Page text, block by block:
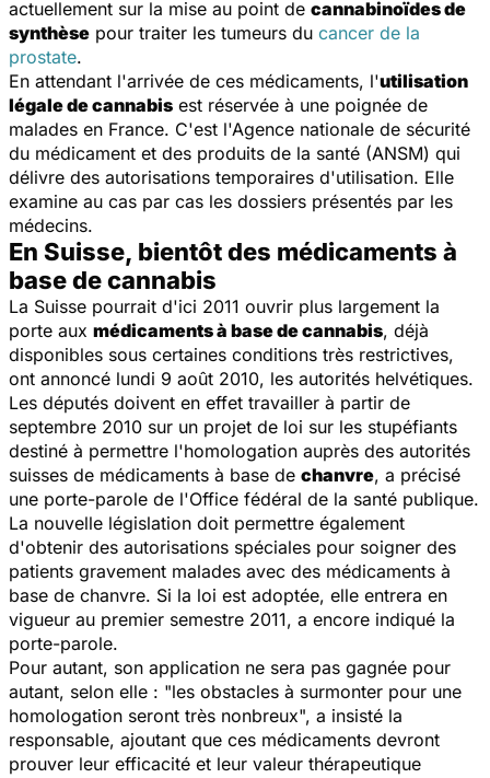
actuellement sur la mise au point de cannabinoïdes de
synthèse pour traiter les tumeurs du cancer de la
prostate.
En attendant l'arrivée de ces médicaments, l'utilisation
légale de cannabis est réservée à une poignée de
malades en France. C'est l'Agence nationale de sécurité
du médicament et des produits de la santé (ANSM) qui
délivre des autorisations temporaires d'utilisation. Elle
examine au cas par cas les dossiers présentés par les
médecins.
En Suisse, bientôt des médicaments à
base de cannabis
La Suisse pourrait d'ici 2011 ouvrir plus largement la
porte aux médicaments à base decannabis, déjà
disponibles sous certaines conditions très restrictives,
ont annoncé lundi 9 août 2010, les autorités helvétiques.
Les députés doivent en effet travailler à partir de
septembre 2010 sur un projet de loi sur les stupéfiants
destiné à permettre l'homologation auprès des autorités
suisses de médicaments à base de chanvre, a précisé
une porte-parole de l'Office fédéral de la santé publique.
La nouvelle législation doit permettre également
d'obtenir des autorisations spéciales pour soigner des
patients gravement malades avec des médicaments à
base de chanvre. Si la loi est adoptée, elle entrera en
vigueur au premier semestre 2011, a encore indiqué la
porte-parole.
Pour autant, son application ne sera pas gagnée pour
autant, selon elle : "les obstacles à surmonter pour une
homologation seront très nonbreux", a insisté la
responsable, ajoutant que ces médicaments devront
prouver leur efficacité et leur valeur thérapeutique